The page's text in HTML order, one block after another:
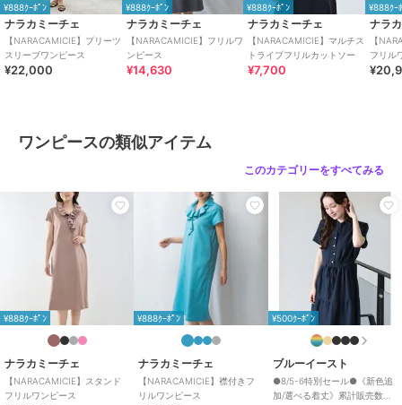
原産国 中国
¥888ｸｰﾎﾟﾝ
ナラカミーチェ
【NARACAMICIE】プリーツ
スリーブワンピース
¥22,000
¥888ｸｰﾎﾟﾝ
ナラカミーチェ
【NARACAMICIE】フリルワ
ンピース
¥14,630
¥888ｸｰﾎﾟﾝ
ナラカミーチェ
【NARACAMICIE】マルチス
トライプフリルカットソー
¥7,700
¥888ｸｰ
ナラ
【
フリル
ワンピースの類似アイテム
このカテゴリーをすべてみる
¥888ｸｰﾎﾟﾝ
ナラカミーチェ
【NARACAMICIE】スタンド
フリルワンピース
¥888ｸｰﾎﾟﾝ
ナラカミーチェ
【NARACAMICIE】襟付きフ
リルワンピース
¥500ｸｰﾎﾟﾝ
ブルーイースト
●8/5-6特別セール●《新色追
加/選べる着丈》累計販売数